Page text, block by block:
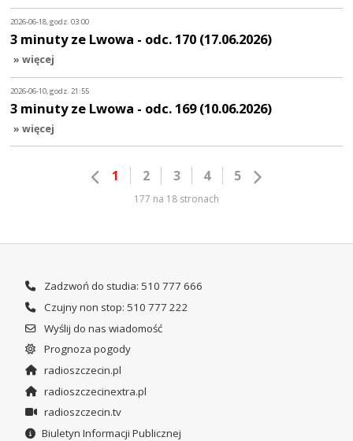
2026-06-18, godz. 03:00
3 minuty ze Lwowa - odc. 170 (17.06.2026)
» więcej
2026-06-10, godz. 21:55
3 minuty ze Lwowa - odc. 169 (10.06.2026)
» więcej
1 2 3 4 5
177 na 18 stronach
Zadzwoń do studia: 510 777 666
Czujny non stop: 510 777 222
Wyślij do nas wiadomość
Prognoza pogody
radioszczecin.pl
radioszczecinextra.pl
radioszczecin.tv
Biuletyn Informacji Publicznej